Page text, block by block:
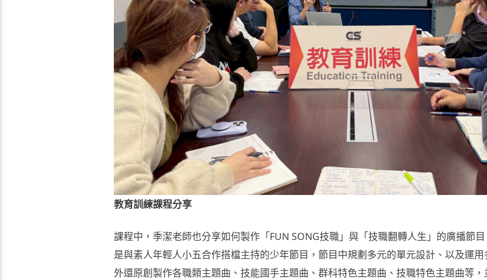
教育訓練課程分享
課程中，季潔老師也分享如何製作「FUN SONG技職」與「技職翻轉人生」的廣播節目
是與素人年輕人小五合作搭檔主持的少年節目，節目中規劃多元的單元設計、以及運
外還原創製作各職類主題曲、技能國手主題曲、群科特色主題曲、技職特色主題曲等